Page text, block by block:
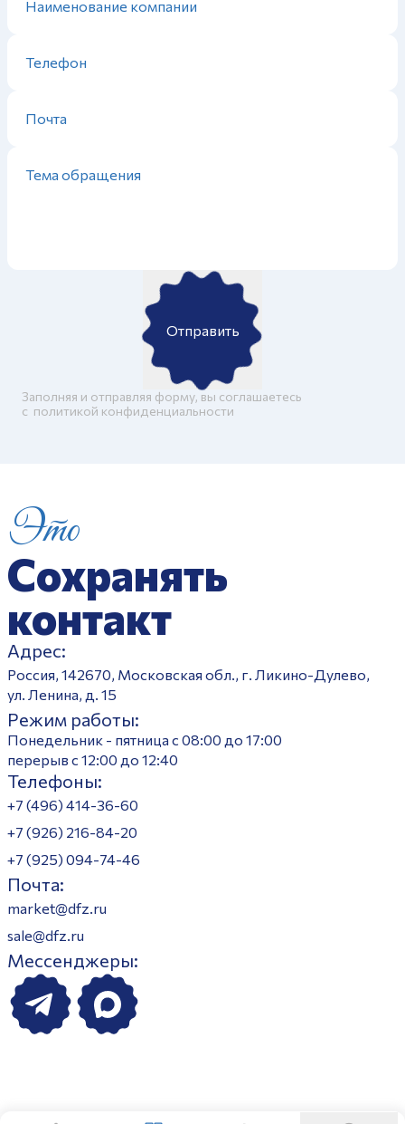
Отправить
Заполняя и отправляя форму, вы соглашаетесь
c политикой конфиденциальности
Это
Сохранять
контакт
Адрес:
Россия, 142670, Московская обл., г. Ликино-Дулево,
ул. Ленина, д. 15
Режим работы:
Понедельник - пятница с 08:00 до 17:00
перерыв с 12:00 до 12:40
Телефоны:
+7 (496) 414-36-60
+7 (926) 216-84-20
+7 (925) 094-74-46
Почта:
market@dfz.ru
sale@dfz.ru
Мессенджеры: